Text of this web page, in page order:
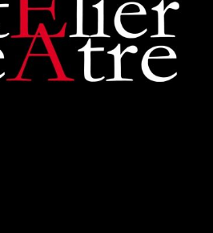
Aubry.
!!! Que de bons
!! Quel beau travail.
III de très bonne